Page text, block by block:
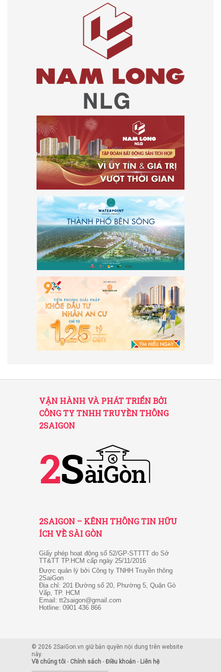
VẬN HÀNH VÀ PHÁT TRIỂN BỞI
CÔNG TY TNHH TRUYỀN THÔNG
2SAIGON
2SAIGON – KÊNH THÔNG TIN HỮU
ÍCH VỀ SÀI GÒN
Giấy phép hoạt động số 52/GP-STTTT do Sở
TT&TT TP.HCM cấp ngày 25/11/2016
Được quản lý bởi Công ty TNHH Truyền thông
2SaiGon
Địa chỉ: 201 Đường số 20, Phường 5, Quận Gò
Vấp, TP. HCM
Email: tt2saigon@gmail.com
Hotline: 0901 436 866
© 2026 2SaiGon.vn giữ bản quyền nội dung trên website
này.
Về chúng tôi - Chính sách - Điều khoản - Liên hệ